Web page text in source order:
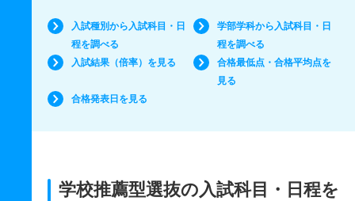
入試種別から入試科目・日
程を調べる
学部学科から入試科目・日
程を調べる
入試結果（倍率）を見る
合格最低点・合格平均点を
見る
合格発表日を見る
学校推薦型選抜の入試科目・日程を